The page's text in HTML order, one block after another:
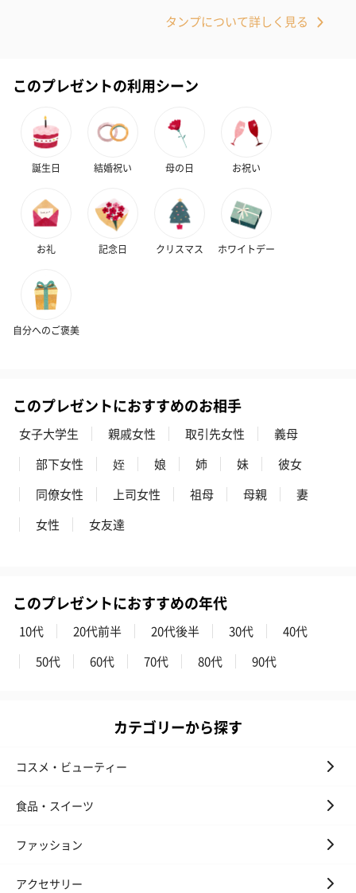
プリザーブドフラワー
（2,580円）
プリザーブドフラワー
（2,580円）
愛らしいぬいぐるみを同梱してお届けします。
誕生日・記念日・出産祝いなどのシーンにおすすめです。
フラワーテディベア
（2,390円）
テディベア（バニラ）
（1,760円）
テディベア（
ル）（1,760円
への＋αにおすすめです。
BIRTHDAY TO YOU）
スイーツ
タンプについて詳しく見る
このプレゼントの利用シーン
誕生日 結婚祝い 母の日 お祝い
お礼 記念日 クリスマス ホワイトデー
自分へのご褒美
このプレゼントにおすすめのお相手
女子大学生 親戚女性 取引先女性
義母
部下女性
姪 娘 姉 妹
彼女
同僚女性
上司女性 祖母 母親
妻
女性
女友達
このプレゼントにおすすめの年代
10代 20代前半 20代後半 30代
40代
50代
60代 70代 80代 90代
カテゴリーから探す
コスメ・ビューティー
食品・スイーツ
ファッション
アクセサリー